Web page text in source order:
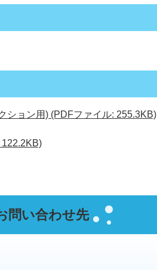
ション用) (PDFファイル: 255.3KB)
問い合わせ先